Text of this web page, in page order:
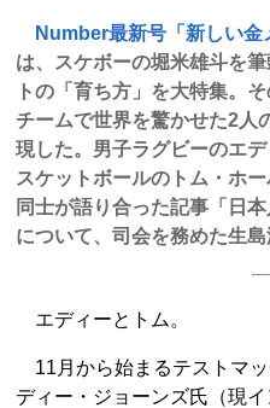
Number最新号「新しい金
は、スケボーの堀米雄斗を
トの「育ち方」を大特集。
チームで世界を驚かせた2人
現した。男子ラグビーのエ
スケットボールのトム・ホ
同士が語り合った記事「日
について、司会を務めた生島
エディーとトム。
11月から始まるテストマ
ディー・ジョーンズ氏（現